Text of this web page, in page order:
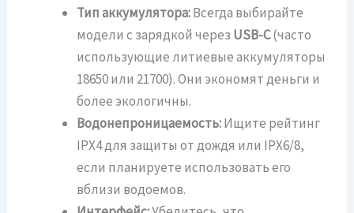
Тип аккумулятора:Всегда выбирайте
модели с зарядкой через USB-C(часто
использующие литиевые аккумуляторы
18650 или 21700). Они экономят деньги и
более экологичны.
Водонепроницаемость:Ищите рейтинг
IPX4 для защиты от дождя или IPX6/8,
если планируете использовать его
вблизи водоемов.